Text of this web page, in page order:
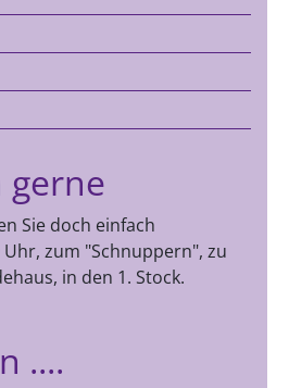
gerne
Sie doch einfach
zum "Schnuppern", zu
in den 1. Stock.
....